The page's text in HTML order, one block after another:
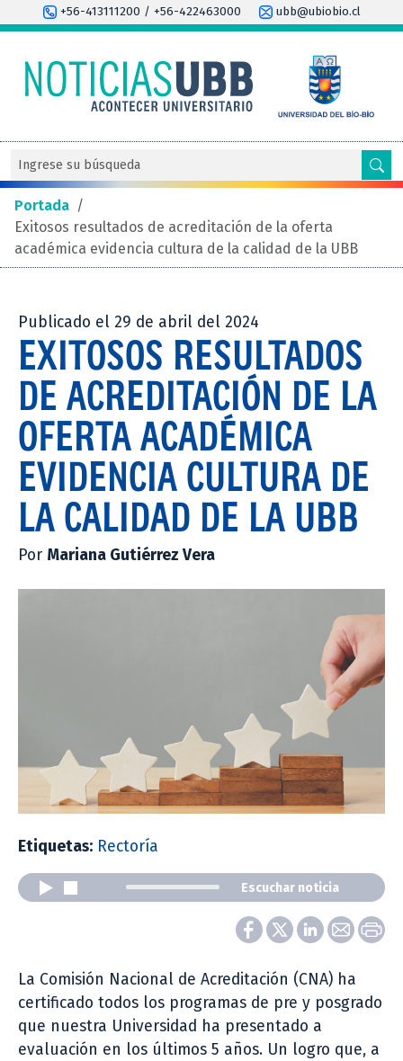
+56-413111200 / +56-422463000 ubb@ubiobio.cl
Portada /
Exitosos resultados de acreditación de la oferta
académica evidencia cultura de la calidad de la UBB
Publicado el 29 de abril del 2024
EXITOSOS RESULTADOS
DE ACREDITACIÓN DE LA
OFERTA ACADÉMICA
EVIDENCIA CULTURA DE
LA CALIDAD DE LA UBB
Por Mariana Gutiérrez Vera
Etiquetas: Rectoría
Escuchar noticia
La Comisión Nacional de Acreditación (CNA) ha
certificado todos los programas de pre y posgrado
que nuestra Universidad ha presentado a
evaluación en los últimos 5 años. Un logro que, a